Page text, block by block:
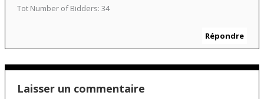
Tot Number of Bidders: 34
Répondre
Laisser un commentaire